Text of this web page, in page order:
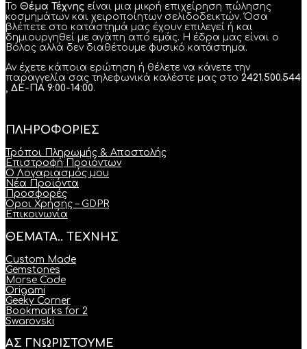
Το Θέμα Τέχνης είναι μια μικρή επιχείρηση πώλησης
κοσμημάτων και χειροποίητων σελιδοδεικτών. Όσα
βλέπετε στο κατάστημά μας έχουν επιλεγεί ή και
δημιουργηθεί με αγάπη από εμάς. Η έδρα μας είναι ο
Βόλος αλλά δεν διαθέτουμε φυσικό κατάστημα.
Αν έχετε κάποια ερώτηση ή θέλετε να κάνετε την
παραγγελία σας τηλεφωνικά καλέστε μας στο 2421.500.544
, ΔΕ-ΠΑ 9:00-14:00.
ΠΛΗΡΟΦΟΡΙΕΣ
Τρόποι Πληρωμής & Αποστολής
Επιστροφή Προϊόντων
Ο Λογαριασμός μου
Νέα Προϊόντα
Προσφορές
Όροι Χρήσης – GDPR
Επικοινωνία
ΘΕΜΑΤΑ.. ΤΕΧΝΗΣ
Custom Made
Gemstones
Morse Code
Origami
Geeky Corner
Bookmarks for 2
Swarovski
ΑΣ ΓΝΩΡΙΣΤΟΥΜΕ